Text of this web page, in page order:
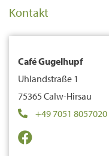
Kontakt
Café Gugelhupf
Uhlandstraße 1
75365 Calw-Hirsau
+49 7051 8057020